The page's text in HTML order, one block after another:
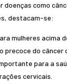
doenças como
destacam-se:
mulheres acima
precoce do câncer
para a
cervicais.